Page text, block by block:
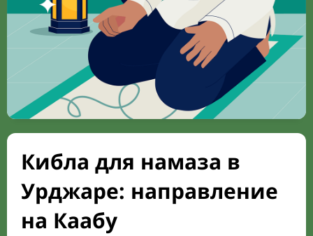
Кибла для намаза в
Урджаре: направление
на Каабу